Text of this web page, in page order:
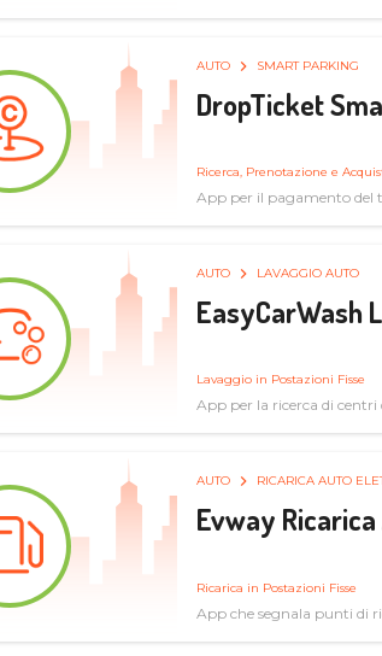
AUTO SMART PARKING
DropTicket
Ricerca, Prenotazione e
App per il pagamento del
AUTO LAVAGGIO AUTO
EasyCarWash
Lavaggio in Postazioni Fisse
App per la ricerca di
AUTO RICARICA AUTO
Evway
Ricarica in Postazioni Fisse
App che segnala punti di